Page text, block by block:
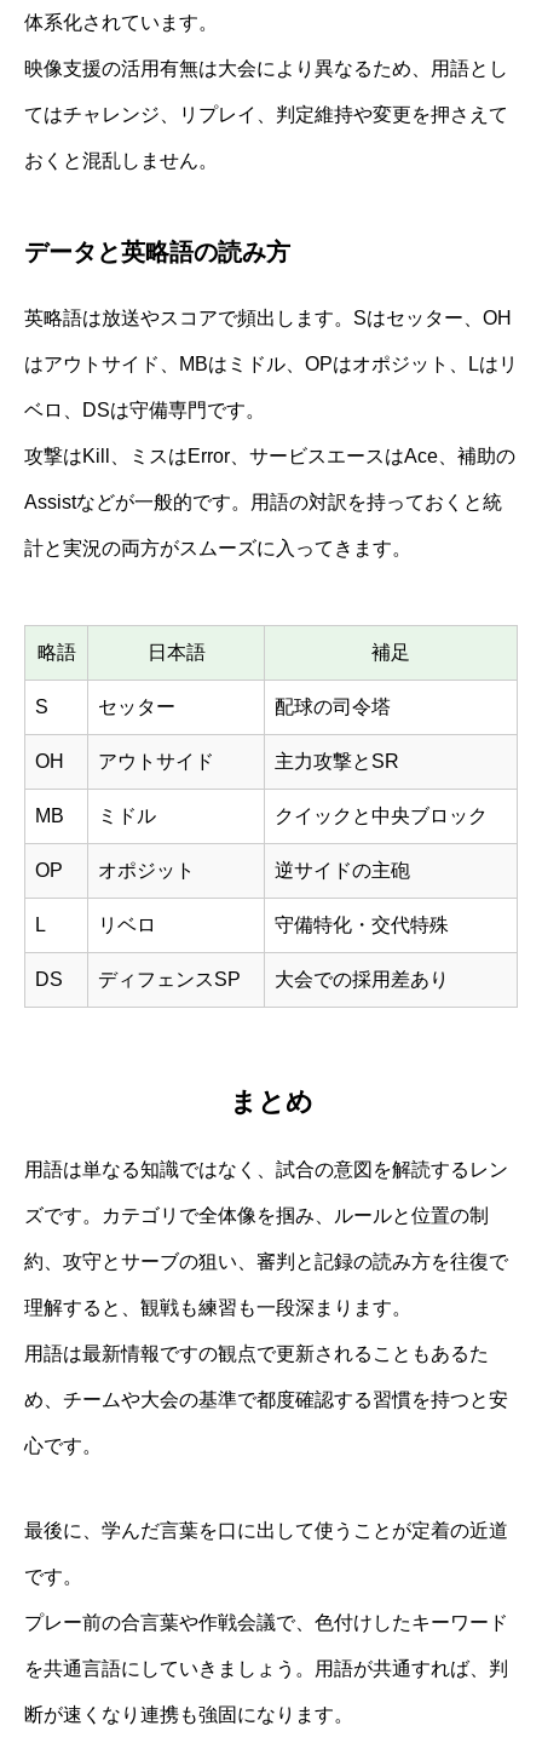
体系化されています。
映像支援の活用有無は大会により異なるため、用語とし
てはチャレンジ、リプレイ、判定維持や変更を押さえて
おくと混乱しません。
データと英略語の読み方
英略語は放送やスコアで頻出します。Sはセッター、OH
はアウトサイド、MBはミドル、OPはオポジット、Lはリ
ベロ、DSは守備専門です。
攻撃はKill、ミスはError、サービスエースはAce、補助の
Assistなどが一般的です。用語の対訳を持っておくと統
計と実況の両方がスムーズに入ってきます。
略語 日本語 補足
S セッター 配球の司令塔
OH アウトサイド 主力攻撃とSR
MB ミドル クイックと中央ブロック
OP オポジット 逆サイドの主砲
L リベロ 守備特化・交代特殊
DS ディフェンスSP 大会での採用差あり
まとめ
用語は単なる知識ではなく、試合の意図を解読するレン
ズです。カテゴリで全体像を掴み、ルールと位置の制
約、攻守とサーブの狙い、審判と記録の読み方を往復で
理解すると、観戦も練習も一段深まります。
用語は最新情報ですの観点で更新されることもあるた
め、チームや大会の基準で都度確認する習慣を持つと安
心です。
最後に、学んだ言葉を口に出して使うことが定着の近道
です。
プレー前の合言葉や作戦会議で、色付けしたキーワード
を共通言語にしていきましょう。用語が共通すれば、判
断が速くなり連携も強固になります。